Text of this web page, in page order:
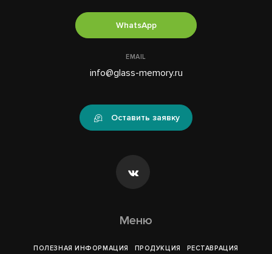
WhatsApp
EMAIL
info@glass-memory.ru
Оставить заявку
Меню
ПОЛЕЗНАЯ ИНФОРМАЦИЯ ПРОДУКЦИЯ РЕСТАВРАЦИЯ